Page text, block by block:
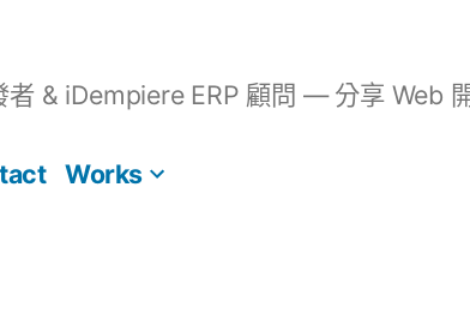
& iDempiere ERP 顧問 — 分享 Web
Works